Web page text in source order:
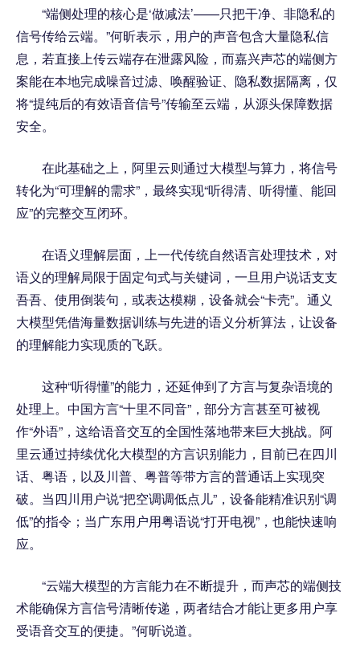
“端侧处理的核心是‘做减法’——只把干净、非隐私的
信号传给云端。”何昕表示，用户的声音包含大量隐私信
息，若直接上传云端存在泄露风险，而嘉兴声芯的端侧方
案能在本地完成噪音过滤、唤醒验证、隐私数据隔离，仅
将“提纯后的有效语音信号”传输至云端，从源头保障数据
安全。
在此基础之上，阿里云则通过大模型与算力，将信号
转化为“可理解的需求”，最终实现“听得清、听得懂、能回
应”的完整交互闭环。
在语义理解层面，上一代传统自然语言处理技术，对
语义的理解局限于固定句式与关键词，一旦用户说话支支
吾吾、使用倒装句，或表达模糊，设备就会“卡壳”。通义
大模型凭借海量数据训练与先进的语义分析算法，让设备
的理解能力实现质的飞跃。
这种“听得懂”的能力，还延伸到了方言与复杂语境的
处理上。中国方言“十里不同音”，部分方言甚至可被视
作“外语”，这给语音交互的全国性落地带来巨大挑战。阿
里云通过持续优化大模型的方言识别能力，目前已在四川
话、粤语，以及川普、粤普等带方言的普通话上实现突
破。当四川用户说“把空调调低点儿”，设备能精准识别“调
低”的指令；当广东用户用粤语说“打开电视”，也能快速响
应。
“云端大模型的方言能力在不断提升，而声芯的端侧技
术能确保方言信号清晰传递，两者结合才能让更多用户享
受语音交互的便捷。”何昕说道。